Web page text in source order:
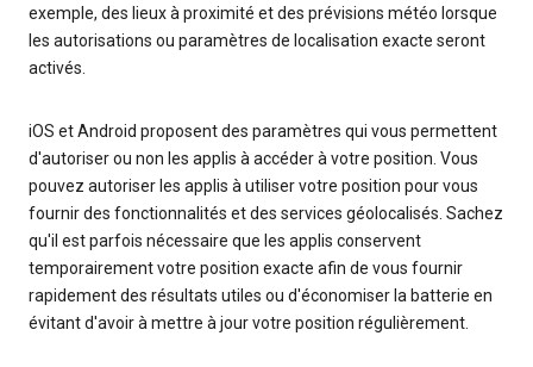
exemple, des lieux à proximité et des prévisions météo lorsque
les autorisations ou paramètres de localisation exacte seront
activés.
iOS et Android proposent des paramètres qui vous permettent
d'autoriser ou non les applis à accéder à votre position. Vous
pouvez autoriser les applis à utiliser votre position pour vous
fournir des fonctionnalités et des services géolocalisés. Sachez
qu'il est parfois nécessaire que les applis conservent
temporairement votre position exacte afin de vous fournir
rapidement des résultats utiles ou d'économiser la batterie en
évitant d'avoir à mettre à jour votre position régulièrement.